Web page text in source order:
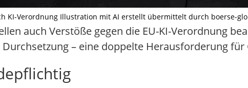
KI-Verordnung Illustration mit AI erstellt übermittelt durch boerse-
auch Verstöße gegen die EU-KI-Verordnung
– eine doppelte Herausforderung